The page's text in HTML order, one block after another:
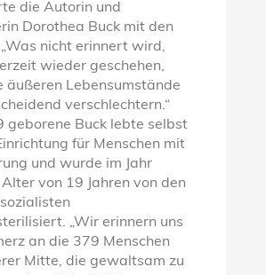
die Autorin und
Dorothea Buck mit den
nicht erinnert wird,
wieder geschehen,
äußeren Lebensumstände
verschlechtern.“
geborene Buck lebte selbst
für Menschen mit
und wurde im Jahr
von 19 Jahren von den
„Wir erinnern uns
an die 379 Menschen
Mitte, die gewaltsam zu